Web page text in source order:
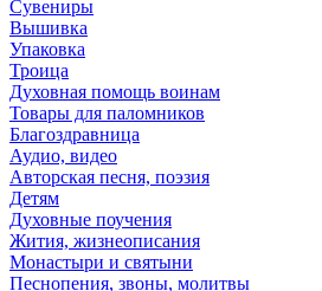
Сувениры
Вышивка
Упаковка
Троица
Духовная помощь воинам
Товары для паломников
Благоздравница
Аудио, видео
Авторская песня, поэзия
Детям
Духовные поучения
Жития, жизнеописания
Монастыри и святыни
Песнопения, звоны, молитвы